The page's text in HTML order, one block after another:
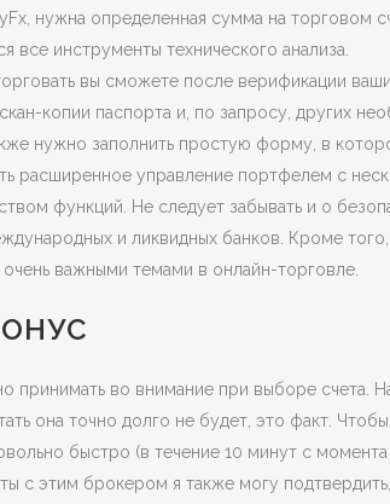
нужна определенная сумма на торговом
все инструменты технического анализа.
вы сможете после верификации
копии паспорта и, по запросу, других
нужно заполнить простую форму, в
расширенное управление портфелем с
функций. Не следует забывать и о
и ликвидных банков. Кроме
важными темами в онлайн-торговле.
принимать во внимание при выборе счета.
она точно долго не будет, это факт.
быстро (в течение 10 минут с
с этим брокером я также могу